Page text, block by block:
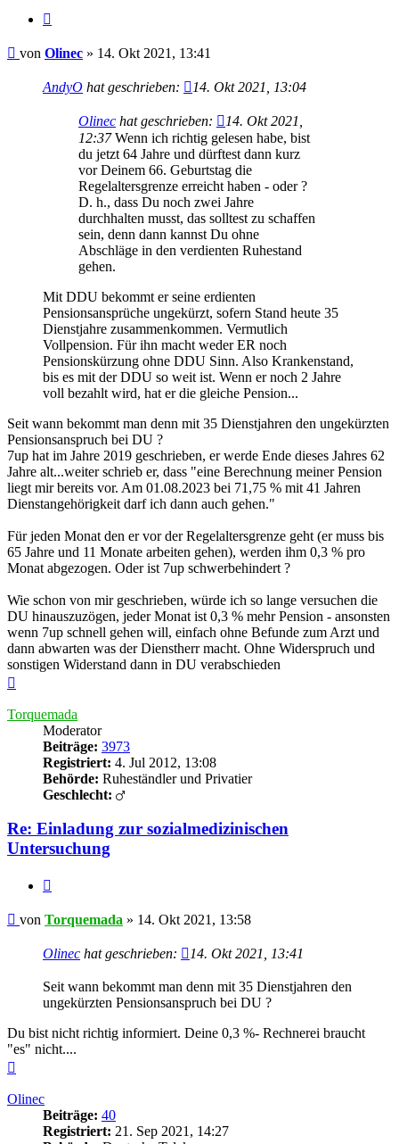
Beitrag
von Olinec » 14. Okt 2021, 13:41
AndyO hat geschrieben: 14. Okt 2021, 13:04
Olinec hat geschrieben:
14. Okt 2021,
12:37Wenn ich richtig gelesen habe, bist
du jetzt 64 Jahre und dürftest dann kurz
vor Deinem 66. Geburtstag die
Regelaltersgrenze erreicht haben - oder ?
D. h., dass Du noch zwei Jahre
durchhalten musst, das solltest zu schaffen
sein, denn dann kannst Du ohne
Abschläge in den verdienten Ruhestand
gehen.
Mit DDU bekommt er seine erdienten
Pensionsansprüche ungekürzt, sofern Stand heute 35
Dienstjahre zusammenkommen. Vermutlich
Vollpension. Für ihn macht weder ER noch
Pensionskürzung ohne DDU Sinn. Also Krankenstand,
bis es mit der DDU so weit ist. Wenn er noch 2 Jahre
voll bezahlt wird, hat er die gleiche Pension...
Seit wann bekommt man denn mit 35 Dienstjahren den ungekürzten
Pensionsanspruch bei DU ?
7up hat im Jahre 2019 geschrieben, er werde Ende dieses Jahres 62
Jahre alt...weiter schrieb er, dass "eine Berechnung meiner Pension
liegt mir bereits vor. Am 01.08.2023 bei 71,75 % mit 41 Jahren
Dienstangehörigkeit darf ich dann auch gehen."
Für jeden Monat den er vor der Regelaltersgrenze geht (er muss bis
65 Jahre und 11 Monate arbeiten gehen), werden ihm 0,3 % pro
Monat abgezogen. Oder ist 7up schwerbehindert ?
Wie schon von mir geschrieben, würde ich so lange versuchen die
DU hinauszuzögen, jeder Monat ist 0,3 % mehr Pension - ansonsten
wenn 7up schnell gehen will, einfach ohne Befunde zum Arzt und
dann abwarten was der Dienstherr macht. Ohne Widerspruch und
sonstigen Widerstand dann in DU verabschieden
Torquemada
Moderator
Beiträge: 3973
Registriert: 4. Jul 2012, 13:08
Behörde: Ruheständler und Privatier
Geschlecht:
Re: Einladung zur sozialmedizinischen
Untersuchung
Beitrag
von Torquemada » 14. Okt 2021, 13:58
Olinec hat geschrieben: 14. Okt 2021, 13:41
Seit wann bekommt man denn mit 35 Dienstjahren den
ungekürzten Pensionsanspruch bei DU ?
Du bist nicht richtig informiert. Deine 0,3 %- Rechnerei braucht
"es" nicht....
Olinec
Beiträge: 40
Registriert: 21. Sep 2021, 14:27